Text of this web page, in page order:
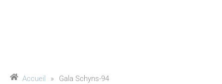
Accueil » Gala Schyns-94